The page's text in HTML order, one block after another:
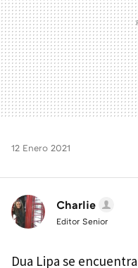
12 Enero 2021
Charlie
Editor Senior
Dua Lipa se